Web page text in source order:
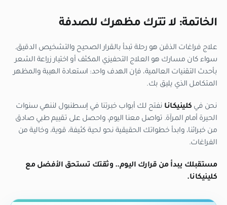
الخاتمة: لا تترك مظهرك للصدفة
علاج فراغات الذقن هو رحلة تبدأ بالقرار الصحيح والتشخيص الدقيق.
سواء كان مسارك هو العلاج التحفيزي المكثف أو اختيار زراعة الشعر
بأحدث التقنيات العالمية، فإن الهدف واحد: استعادة الهيبة والمظهر
المتكامل الذي يليق بك.
نحن في كلينيكانا نفتح لك أبواب خبرتنا في إسطنبول لننهي سنوات
الحيرة أمام المرآة. تواصل معنا اليوم، واحصل على تقييم طبي صادق
من خبرائنا، وابدأ خطواتك الحقيقية نحو لحية كثيفة، قوية، وخالية من
الفراغات.
مستقبلك يبدأ من قرارك اليوم.. وثقتك تستحق الأفضل مع
كلينيكانا.